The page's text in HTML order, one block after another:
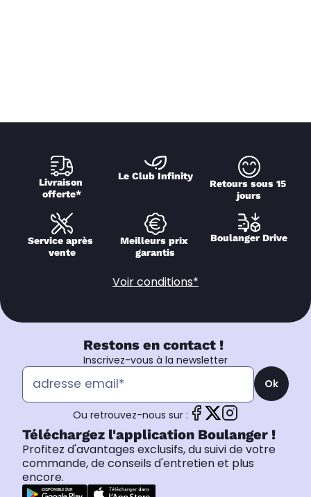
Livraison
offerte*
Le Club Infinity
Retours sous 15
jours
Service après
vente
Meilleurs prix
garantis
Boulanger Drive
Voir conditions*
Restons en contact !
Inscrivez-vous à la newsletter
Ok
Ou retrouvez-nous sur :
Téléchargez l'application Boulanger !
Profitez d'avantages exclusifs, du suivi de votre
commande, de conseils d'entretien et plus
encore.